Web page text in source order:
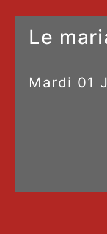
Le
Mardi 01